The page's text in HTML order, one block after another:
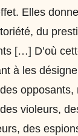
Elles
du
[…] D’où
à les
opposants,
violeurs,
des